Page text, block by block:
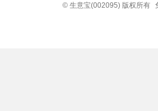
© 生意宝(002095) 版权所有